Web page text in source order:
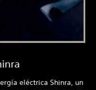
eléctrica Shinra, un